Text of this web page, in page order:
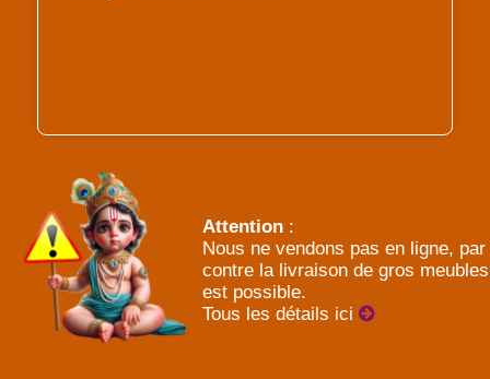
Attention :
Nous ne vendons pas en ligne, par
contre la livraison de gros meubles
est possible.
Tous les détails ici